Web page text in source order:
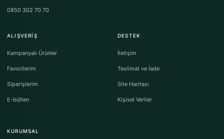
0850 302 70 70
ALIŞVERIŞ
Kampanyalı Ürünler
Favorilerim
Siparişlerim
E-bülten
DESTEK
İletişim
Teslimat ve İade
Site Haritası
Kişisel Veriler
KURUMSAL